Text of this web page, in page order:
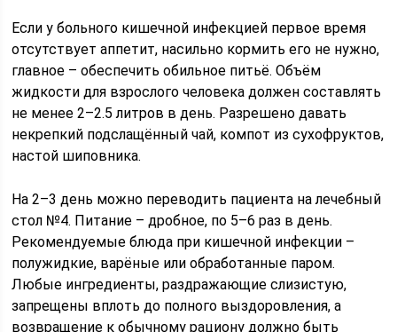
Если у больного кишечной инфекцией первое время
отсутствует аппетит, насильно кормить его не нужно,
главное – обеспечить обильное питьё. Объём
жидкости для взрослого человека должен составлять
не менее 2–2.5 литров в день. Разрешено давать
некрепкий подслащённый чай, компот из сухофруктов,
настой шиповника.
На 2–3 день можно переводить пациента на лечебный
стол №4. Питание – дробное, по 5–6 раз в день.
Рекомендуемые блюда при кишечной инфекции –
полужидкие, варёные или обработанные паром.
Любые ингредиенты, раздражающие слизистую,
запрещены вплоть до полного выздоровления, а
возвращение к обычному рациону должно быть